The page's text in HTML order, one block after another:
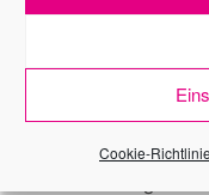
Cookie-Richtlinie
Verbraucher*
Die
zur Kenntnis
Ich bin dennoch
dass Sie vor